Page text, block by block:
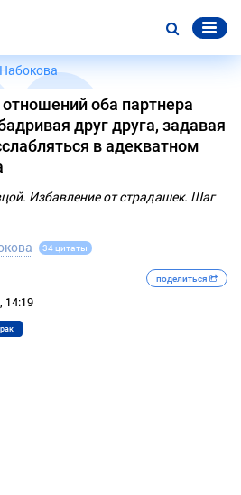
оба партнера
друг друга, задавая
в адекватном
Избавление от страдашек. Шаг
34 цитаты
поделиться
14:19